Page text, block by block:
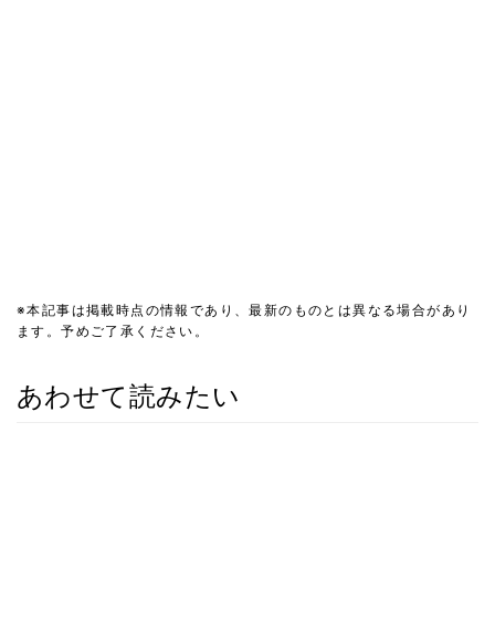
※本記事は掲載時点の情報であり、最新のものとは異なる場合があり
ます。予めご了承ください。
あわせて読みたい